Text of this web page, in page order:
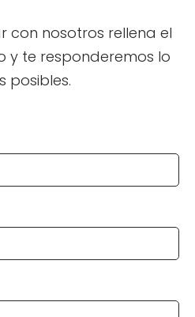
con nosotros rellena el
y te responderemos lo
posibles.